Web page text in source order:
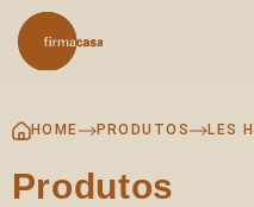
Skip
to
content
Produtos
HOME PRODUTOS LES